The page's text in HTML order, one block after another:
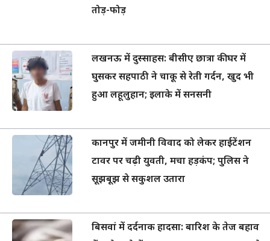
तोड़-फोड़
लखनऊ में दुस्साहस: बीसीए छात्रा की घर में
घुसकर सहपाठी ने चाकू से रेती गर्दन, खुद भी
हुआ लहूलुहान; इलाके में सनसनी
कानपुर में जमीनी विवाद को लेकर हाईटेंशन
टावर पर चढ़ी युवती, मचा हड़कंप; पुलिस ने
सूझबूझ से सकुशल उतारा
बिसवां में दर्दनाक हादसा: बारिश के तेज बहाव